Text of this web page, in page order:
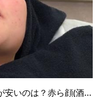
安いのは？赤ら顔(酒...